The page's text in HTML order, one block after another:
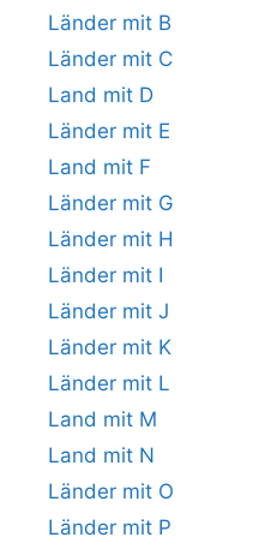
Länder mit B
Länder mit C
Land mit D
Länder mit E
Land mit F
Länder mit G
Länder mit H
Länder mit I
Länder mit J
Länder mit K
Länder mit L
Land mit M
Land mit N
Länder mit O
Länder mit P